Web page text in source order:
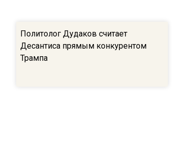
Политолог Дудаков считает
Десантиса прямым конкурентом
Трампа